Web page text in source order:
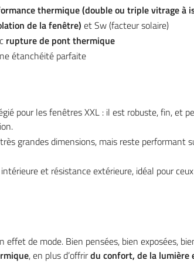
thermique (double ou triple vitrage à
de la fenêtre) et Sw (facteur solaire)
rupture de pont thermique
étanchéité parfaite
pour les fenêtres XXL : il est robuste, fin, et
grandes dimensions, mais reste performant
et résistance extérieure, idéal pour
effet de mode. Bien pensées, bien exposées,
, en plus d’offrirdu confort, de la lumière